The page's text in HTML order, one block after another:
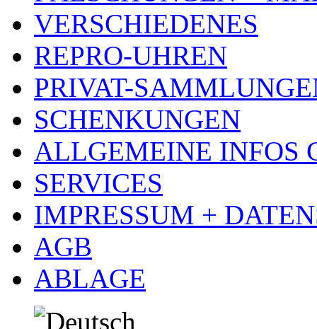
VERSCHIEDENES
REPRO-UHREN
PRIVAT-
SCHENKUNGEN
ALLGEMEINE INFOS
SERVICES
IMPRESSUM +
AGB
ABLAGE